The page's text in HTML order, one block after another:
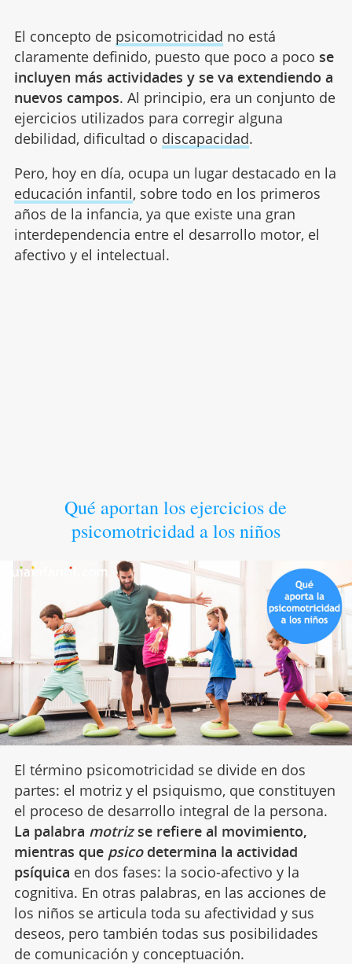
El concepto de psicomotricidad no está
claramente definido, puesto que poco a poco se
incluyen más actividades y se va extendiendo a
nuevos campos. Al principio, era un conjunto de
ejercicios utilizados para corregir alguna
debilidad, dificultad o discapacidad.
Pero, hoy en día, ocupa un lugar destacado en la
educación infantil, sobre todo en los primeros
años de la infancia, ya que existe una gran
interdependencia entre el desarrollo motor, el
afectivo y el intelectual.
Qué aportan los ejercicios de
psicomotricidad a los niños
El término psicomotricidad se divide en dos
partes: el motriz y el psiquismo, que constituyen
el proceso de desarrollo integral de la persona.
La palabra motrizse refiere al movimiento,
mientras que psicodetermina la actividad
psíquica en dos fases: la socio-afectivo y la
cognitiva. En otras palabras, en las acciones de
los niños se articula toda su afectividad y sus
deseos, pero también todas sus posibilidades
de comunicación y conceptuación.